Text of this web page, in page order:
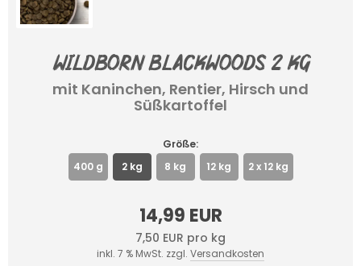
Wildborn Blackwoods 2 kg
mit Kaninchen, Rentier, Hirsch und
Süßkartoffel
Größe:
400 g
2 kg 8 kg 12 kg 2 x 12 kg
14,99 EUR
7,50 EUR pro kg
inkl. 7 % MwSt. zzgl. Versandkosten